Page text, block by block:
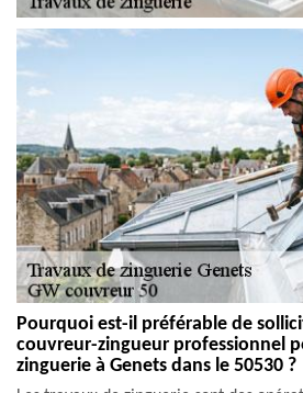
Pourquoi est-il préférable de
couvreur-zingueur professionnel
zinguerie à Genets dans le 50530 ?